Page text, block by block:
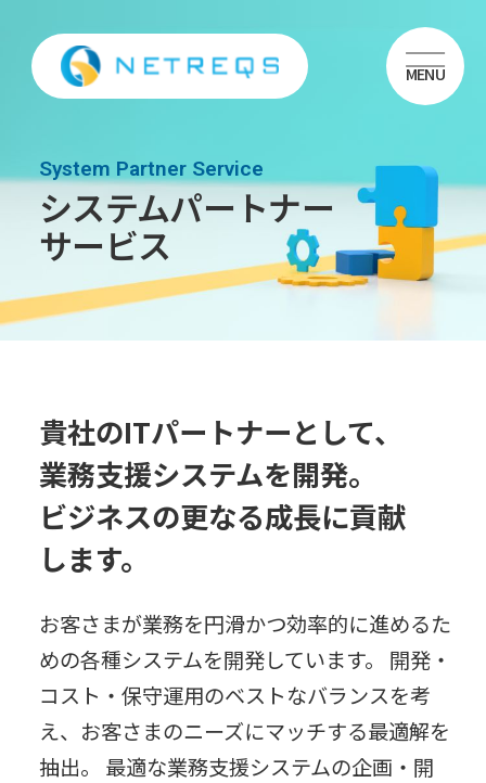
MENU
System Partner Service
システムパートナー
サービス
貴社のITパートナーとして、
業務⽀援システムを開発。
ビジネスの更なる成⻑に貢献
します。
お客さまが業務を円滑かつ効率的に進めるた
めの各種システムを開発しています。
開発・
コスト・保守運⽤のベストなバランスを考
え、お客さまのニーズにマッチする最適解を
抽出。
最適な業務⽀援システムの企画・開